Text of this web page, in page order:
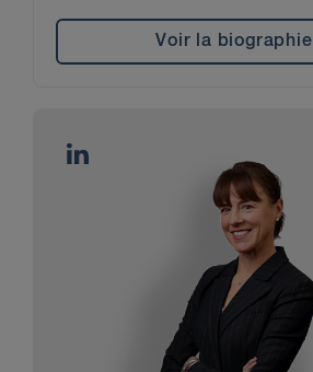
Voir la biographie